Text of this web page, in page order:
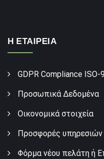
Η ΕΤΑΙΡΕΙΑ
GDPR Compliance
Προσωπικά Δεδομένα
Οικονομικά στοιχεία
Προσφορές υπηρεσιών
Φόρμα νέου πελάτη ή